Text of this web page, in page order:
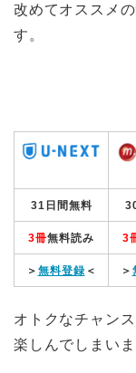
改めてオススメ
す。
31日間無料
3冊無料読み 3
＞ 無料登録＜ ＞
オトクなチャン
楽しんでしまい